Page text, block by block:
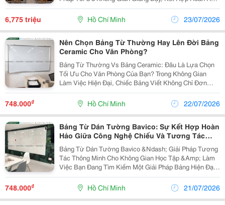
Giữa Bảng Viết Truyền Thống Và Tivi/Màn Hình Tương
Tác Hiện Đại ? Bảng Trượt Đa Năng Không Ray Thế...
6,775 triệu Hồ Chí Minh 23/07/2026
Nên Chọn Bảng Từ Thường Hay Lên Đời Bảng
Ceramic Cho Văn Phòng?
Bảng Từ Thường Vs Bảng Ceramic: Đâu Là Lựa Chọn
Tối Ưu Cho Văn Phòng Của Bạn? Trong Không Gian
Làm Việc Hiện Đại, Chiếc Bảng Viết Không Chỉ Đơn
Thuần Là Công Cụ Ghi Chú Mà Còn Thể Hiện Sự
Chuyên Nghiệp Của Văn Phòng. Hai Dòng Bảng Phổ
Biến Nhất...
748.000₫ Hồ Chí Minh 22/07/2026
Bảng Từ Dán Tường Bavico: Sự Kết Hợp Hoàn
Hảo Giữa Công Nghệ Chiếu Và Tương Tác
Truyền Thống
Bảng Từ Dán Tường Bavico &Ndash; Giải Pháp Tương
Tác Thông Minh Cho Không Gian Học Tập &Amp; Làm
Việc Bạn Đang Tìm Kiếm Một Giải Pháp Bảng Hiện Đại,
Vừa Thẩm Mỹ Vừa Tối Ưu Công Năng Cho Phòng Họp,
Lớp Học Hay Góc Làm Việc Tại Nhà? Bảng Từ Dán
Tường...
748.000₫ Hồ Chí Minh 21/07/2026